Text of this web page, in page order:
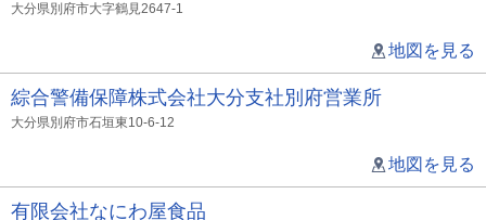
大分県別府市大字鶴見2647-1
地図を見る
綜合警備保障株式会社大分支社別府営業所
大分県別府市石垣東10-6-12
地図を見る
有限会社なにわ屋食品